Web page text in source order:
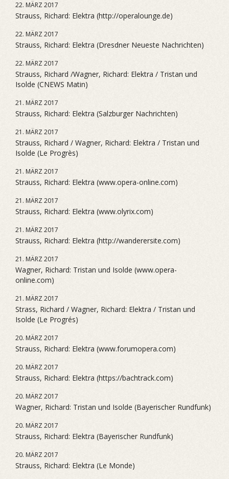
22. MÄRZ 2017
Strauss, Richard: Elektra (http://operalounge.de)
22. MÄRZ 2017
Strauss, Richard: Elektra (Dresdner Neueste Nachrichten)
22. MÄRZ 2017
Strauss, Richard /Wagner, Richard: Elektra / Tristan und
Isolde (CNEWS Matin)
21. MÄRZ 2017
Strauss, Richard: Elektra (Salzburger Nachrichten)
21. MÄRZ 2017
Strauss, Richard / Wagner, Richard: Elektra / Tristan und
Isolde (Le Progrès)
21. MÄRZ 2017
Strauss, Richard: Elektra (www.opera-online.com)
21. MÄRZ 2017
Strauss, Richard: Elektra (www.olyrix.com)
21. MÄRZ 2017
Strauss, Richard: Elektra (http://wanderersite.com)
21. MÄRZ 2017
Wagner, Richard: Tristan und Isolde (www.opera-
online.com)
21. MÄRZ 2017
Strass, Richard / Wagner, Richard: Elektra / Tristan und
Isolde (Le Progrés)
20. MÄRZ 2017
Strauss, Richard: Elektra (www.forumopera.com)
20. MÄRZ 2017
Strauss, Richard: Elektra (https://bachtrack.com)
20. MÄRZ 2017
Wagner, Richard: Tristan und Isolde (Bayerischer Rundfunk)
20. MÄRZ 2017
Strauss, Richard: Elektra (Bayerischer Rundfunk)
20. MÄRZ 2017
Strauss, Richard: Elektra (Le Monde)